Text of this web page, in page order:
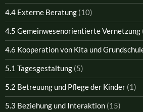
4.4 Externe Beratung (10)
4.5 Gemeinwesenorientierte Vernetzung
4.6 Kooperation von Kita und
5.1 Tagesgestaltung (5)
5.2 Betreuung und Pflege der Kinder (1)
5.3 Beziehung und Interaktion (15)